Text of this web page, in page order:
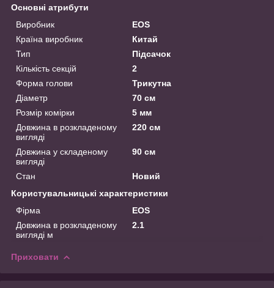
Основні атрибути
Виробник
EOS
Країна виробник
Китай
Тип
Підсачок
Кількість секцій
2
Форма голови
Трикутна
Діаметр
70 см
Розмір комірки
5 мм
Довжина в розкладеному
вигляді
220 см
Довжина у складеному
вигляді
90 см
Стан
Новий
Користувальницькі характеристики
Фірма
EOS
Довжина в розкладеному
вигляді м
2.1
Приховати